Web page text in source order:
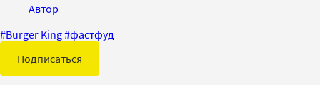
Автор
#Burger King#фастфуд
Подписаться